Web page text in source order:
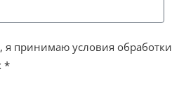
я принимаю условия обработки
*